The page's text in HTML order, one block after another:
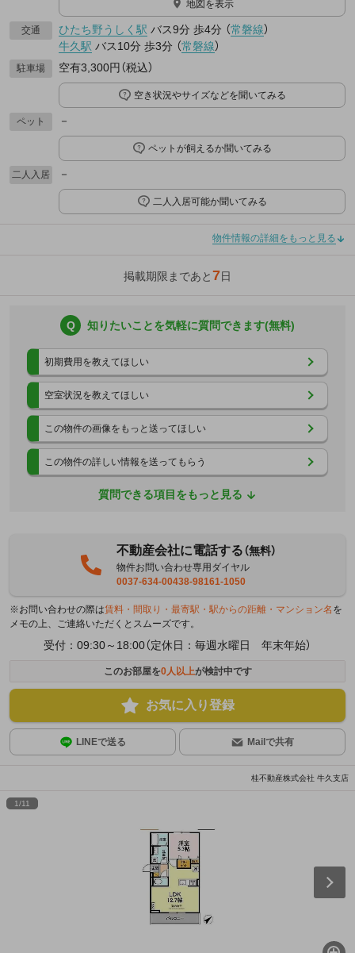
地図を表示
交通 ひたち野うしく駅 バス9分 歩4分 （常磐線）
牛久駅 バス10分 歩3分 （常磐線）
駐車場 空有3,300円（税込）
空き状況やサイズなどを聞いてみる
ペット －
ペットが飼えるか聞いてみる
二人入居 －
二人入居可能か聞いてみる
物件情報の詳細をもっと見る
掲載期限まであと7日
Q 知りたいことを気軽に質問できます(無料)
初期費用を教えてほしい
空室状況を教えてほしい
この物件の画像をもっと送ってほしい
この物件の詳しい情報を送ってもらう
質問できる項目をもっと見る
不動産会社に電話する（無料）
物件お問い合わせ専用ダイヤル
0037-634-00438-98161-1050
※お問い合わせの際は賃料・間取り・最寄駅・駅からの距離・マンション名 を
メモの上、ご連絡いただくとスムーズです。
受付：09:30～18:00（定休日：毎週水曜日 年末年始）
このお部屋を0人以上が検討中です
お気に入り登録
LINEで送る Mailで共有
桂不動産株式会社 牛久支店
1/11